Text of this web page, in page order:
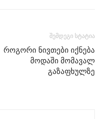
შემდეგი სტატია
როგორი ნივთები იქნება
მოდაში მომავალ
გაზაფხულზე